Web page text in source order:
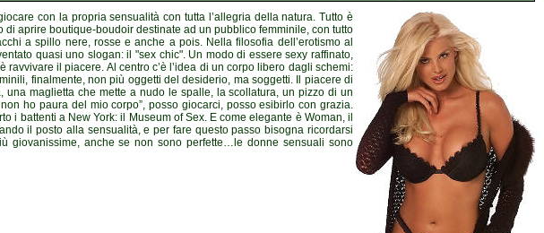
con la propria sensualità con tutta l’allegria della natura. Tutto è
aprire boutique-boudoir destinate ad un pubblico femminile, con tutto
a spillo nere, rosse e anche a pois. Nella filosofia dell’erotismo al
quasi uno slogan: il "sex chic". Un modo di essere sexy raffinato,
il piacere. Al centro c’è l’idea di un corpo libero dagli schemi:
finalmente, non più oggetti del desiderio, ma soggetti. Il piacere di
maglietta che mette a nudo le spalle, la scollatura, un pizzo di un
ho paura del mio corpo”, posso giocarci, posso esibirlo con grazia.
i battenti a New York: il Museum of Sex. E come elegante è Woman, il
il posto alla sensualità, e per fare questo passo bisogna ricordarsi
giovanissime, anche se non sono perfette…le donne sensuali sono